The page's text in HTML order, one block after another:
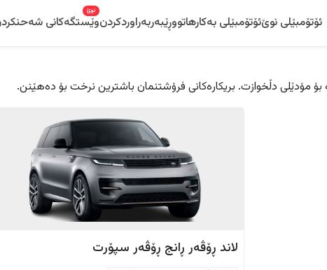
ئۆتۆمبێلی نوێئۆتۆمبێلی بەکارهاتووڕێبەربەراوردکردنوێستگەکانی
نوێ
بۆ مۆدێلی دڵخوازت. بریکارەکانی فرۆشتنمان باشترین نرخت بۆ دەهێنن.
لاند ڕۆڤەر ڕانج ڕۆڤەر سپۆرت